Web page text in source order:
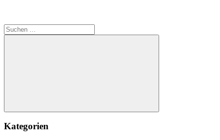
Suchen
nach:
Suchen
Kategorien